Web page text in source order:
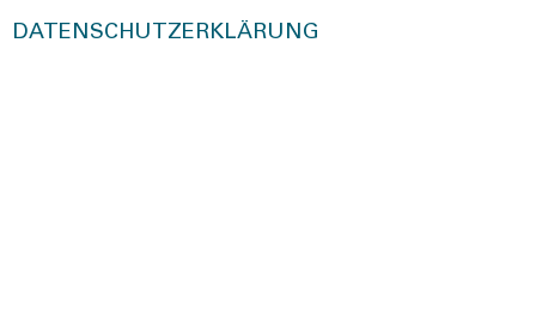
DATENSCHUTZERKLÄRUNG